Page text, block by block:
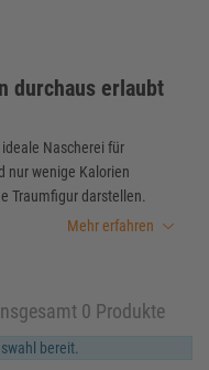
durchaus erlaubt
Nascherei für
nur wenige Kalorien
Traumfigur darstellen.
Mehr erfahren
0 Produkte
bereit.